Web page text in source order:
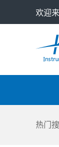
欢迎
热门